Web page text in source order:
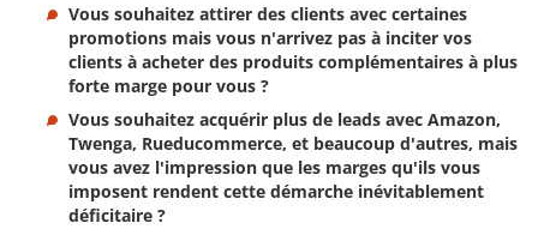
Vous souhaitez attirer des clients avec certaines
promotions mais vous n'arrivez pas à inciter vos
clients à acheter des produits complémentaires à plus
forte marge pour vous ?
Vous souhaitez acquérir plus de leads avec Amazon,
Twenga, Rueducommerce, et beaucoup d'autres, mais
vous avez l'impression que les marges qu'ils vous
imposent rendent cette démarche inévitablement
déficitaire ?